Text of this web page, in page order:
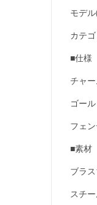
モデ
カテ
■仕様
チャ
ゴー
フェン
■素材
ブラ
スチ